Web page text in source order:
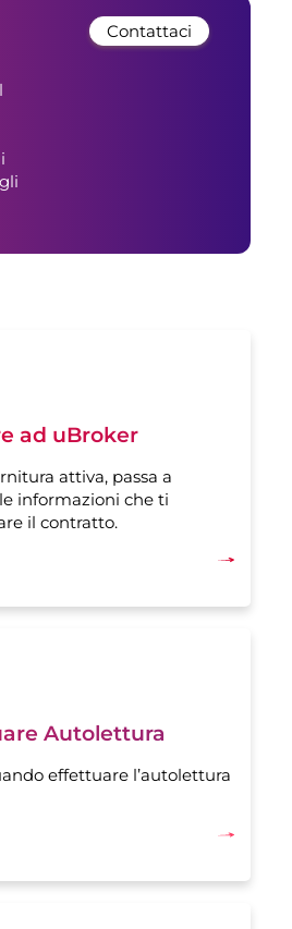
Contattaci
ad uBroker
attiva, passa a
informazioni che ti
il contratto.
Autolettura
effettuare l’autolettura